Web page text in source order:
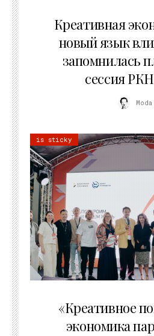
Креативная
новый язык
запомнилась
сессия
Moda
is sticky
«Креативное
экономика